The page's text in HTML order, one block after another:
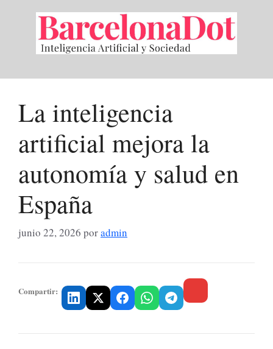
contenido
La inteligencia
artificial mejora la
autonomía y salud en
España
junio 22, 2026 poradmin
Compartir: